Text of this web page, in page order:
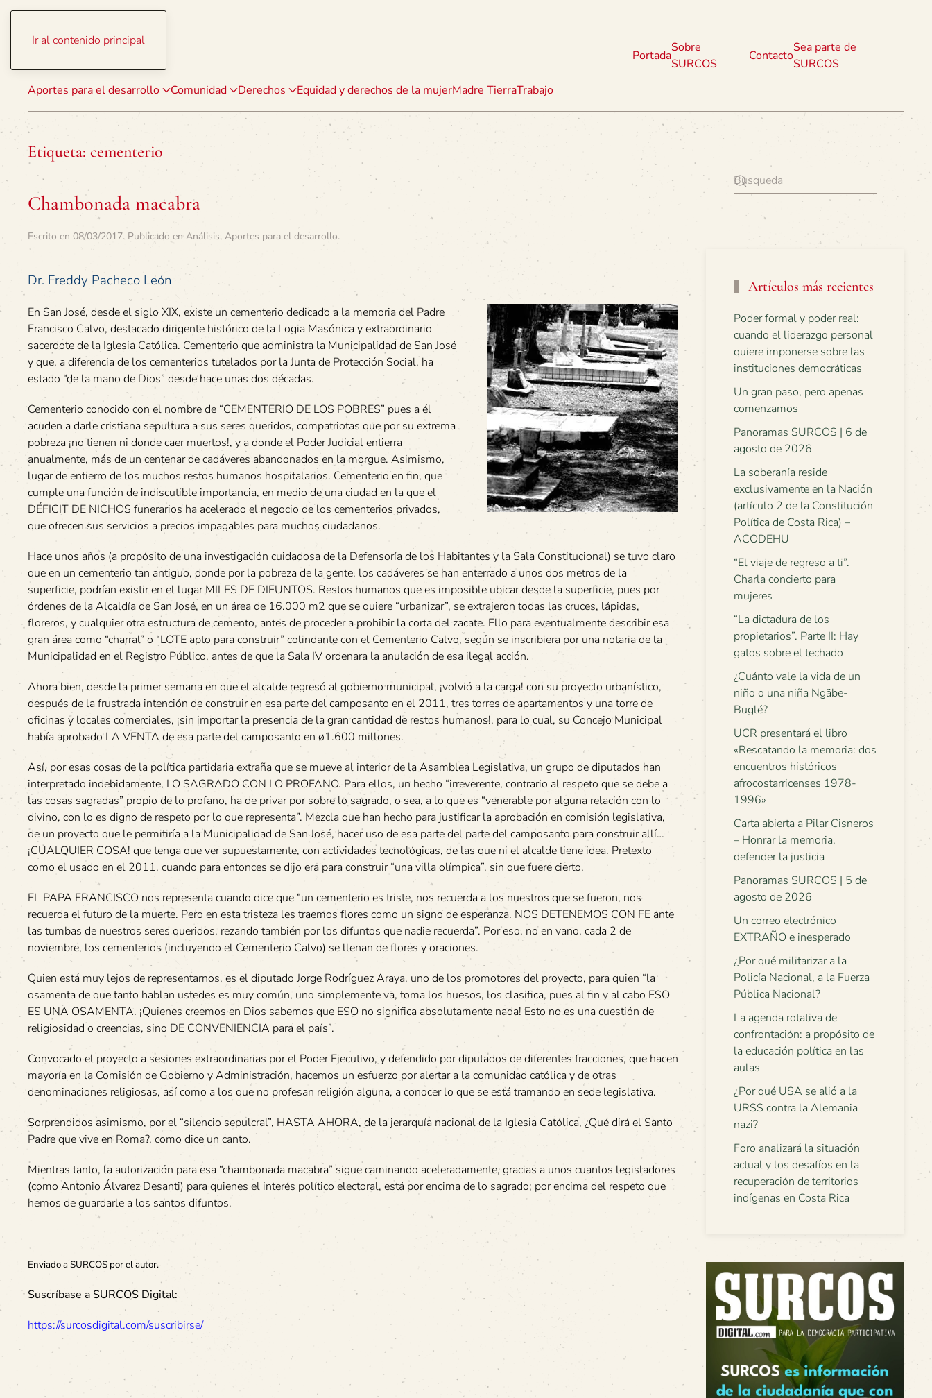
Ir al contenido principal
Aportes para el desarrollo Comunidad Derechos Equidad y derechos de la mujerMadre TierraTrabajo
Portada
Sobre
SURCOS
Contacto
Sea parte de
SURCOS
Etiqueta: cementerio
Chambonada macabra
Escrito en 08/03/2017. Publicado en Análisis, Aportes para el desarrollo.
Dr. Freddy Pacheco León
En San José, desde el siglo XIX, existe un cementerio dedicado a la memoria del Padre
Francisco Calvo, destacado dirigente histórico de la Logia Masónica y extraordinario
sacerdote de la Iglesia Católica. Cementerio que administra la Municipalidad de San José
y que, a diferencia de los cementerios tutelados por la Junta de Protección Social, ha
estado “de la mano de Dios” desde hace unas dos décadas.
Cementerio conocido con el nombre de “CEMENTERIO DE LOS POBRES” pues a él
acuden a darle cristiana sepultura a sus seres queridos, compatriotas que por su extrema
pobreza ¡no tienen ni donde caer muertos!, y a donde el Poder Judicial entierra
anualmente, más de un centenar de cadáveres abandonados en la morgue. Asimismo,
lugar de entierro de los muchos restos humanos hospitalarios. Cementerio en fin, que
cumple una función de indiscutible importancia, en medio de una ciudad en la que el
DÉFICIT DE NICHOS funerarios ha acelerado el negocio de los cementerios privados,
que ofrecen sus servicios a precios impagables para muchos ciudadanos.
Hace unos años (a propósito de una investigación cuidadosa de la Defensoría de los Habitantes y la Sala Constitucional) se tuvo claro
que en un cementerio tan antiguo, donde por la pobreza de la gente, los cadáveres se han enterrado a unos dos metros de la
superficie, podrían existir en el lugar MILES DE DIFUNTOS. Restos humanos que es imposible ubicar desde la superficie, pues por
órdenes de la Alcaldía de San José, en un área de 16.000 m2 que se quiere “urbanizar”, se extrajeron todas las cruces, lápidas,
floreros, y cualquier otra estructura de cemento, antes de proceder a prohibir la corta del zacate. Ello para eventualmente describir esa
gran área como “charral” o “LOTE apto para construir” colindante con el Cementerio Calvo, según se inscribiera por una notaria de la
Municipalidad en el Registro Público, antes de que la Sala IV ordenara la anulación de esa ilegal acción.
Ahora bien, desde la primer semana en que el alcalde regresó al gobierno municipal, ¡volvió a la carga! con su proyecto urbanístico,
después de la frustrada intención de construir en esa parte del camposanto en el 2011, tres torres de apartamentos y una torre de
oficinas y locales comerciales, ¡sin importar la presencia de la gran cantidad de restos humanos!, para lo cual, su Concejo Municipal
había aprobado LA VENTA de esa parte del camposanto en ø1.600 millones.
Así, por esas cosas de la política partidaria extraña que se mueve al interior de la Asamblea Legislativa, un grupo de diputados han
interpretado indebidamente, LO SAGRADO CON LO PROFANO. Para ellos, un hecho “irreverente, contrario al respeto que se debe a
las cosas sagradas” propio de lo profano, ha de privar por sobre lo sagrado, o sea, a lo que es “venerable por alguna relación con lo
divino, con lo es digno de respeto por lo que representa”. Mezcla que han hecho para justificar la aprobación en comisión legislativa,
de un proyecto que le permitiría a la Municipalidad de San José, hacer uso de esa parte del parte del camposanto para construir allí…
¡CUALQUIER COSA! que tenga que ver supuestamente, con actividades tecnológicas, de las que ni el alcalde tiene idea. Pretexto
como el usado en el 2011, cuando para entonces se dijo era para construir “una villa olímpica”, sin que fuere cierto.
EL PAPA FRANCISCO nos representa cuando dice que “un cementerio es triste, nos recuerda a los nuestros que se fueron, nos
recuerda el futuro de la muerte. Pero en esta tristeza les traemos flores como un signo de esperanza. NOS DETENEMOS CON FE ante
las tumbas de nuestros seres queridos, rezando también por los difuntos que nadie recuerda”. Por eso, no en vano, cada 2 de
noviembre, los cementerios (incluyendo el Cementerio Calvo) se llenan de flores y oraciones.
Quien está muy lejos de representarnos, es el diputado Jorge Rodríguez Araya, uno de los promotores del proyecto, para quien “la
osamenta de que tanto hablan ustedes es muy común, uno simplemente va, toma los huesos, los clasifica, pues al fin y al cabo ESO
ES UNA OSAMENTA. ¡Quienes creemos en Dios sabemos que ESO no significa absolutamente nada! Esto no es una cuestión de
religiosidad o creencias, sino DE CONVENIENCIA para el país”.
Convocado el proyecto a sesiones extraordinarias por el Poder Ejecutivo, y defendido por diputados de diferentes fracciones, que hacen
mayoría en la Comisión de Gobierno y Administración, hacemos un esfuerzo por alertar a la comunidad católica y de otras
denominaciones religiosas, así como a los que no profesan religión alguna, a conocer lo que se está tramando en sede legislativa.
Sorprendidos asimismo, por el “silencio sepulcral”, HASTA AHORA, de la jerarquía nacional de la Iglesia Católica, ¿Qué dirá el Santo
Padre que vive en Roma?, como dice un canto.
Mientras tanto, la autorización para esa “chambonada macabra” sigue caminando aceleradamente, gracias a unos cuantos legisladores
(como Antonio Álvarez Desanti) para quienes el interés político electoral, está por encima de lo sagrado; por encima del respeto que
hemos de guardarle a los santos difuntos.
Enviado a SURCOS por el autor.
Suscríbase a SURCOS Digital:
https://surcosdigital.com/suscribirse/
Artículos más recientes
Poder formal y poder real:
cuando el liderazgo personal
quiere imponerse sobre las
instituciones democráticas
Un gran paso, pero apenas
comenzamos
Panoramas SURCOS | 6 de
agosto de 2026
La soberanía reside
exclusivamente en la Nación
(artículo 2 de la Constitución
Política de Costa Rica) –
ACODEHU
“El viaje de regreso a ti”.
Charla concierto para
mujeres
“La dictadura de los
propietarios”. Parte II: Hay
gatos sobre el techado
¿Cuánto vale la vida de un
niño o una niña Ngäbe-
Buglé?
UCR presentará el libro
«Rescatando la memoria: dos
encuentros históricos
afrocostarricenses 1978-
1996»
Carta abierta a Pilar Cisneros
– Honrar la memoria,
defender la justicia
Panoramas SURCOS | 5 de
agosto de 2026
Un correo electrónico
EXTRAÑO e inesperado
¿Por qué militarizar a la
Policía Nacional, a la Fuerza
Pública Nacional?
La agenda rotativa de
confrontación: a propósito de
la educación política en las
aulas
¿Por qué USA se alió a la
URSS contra la Alemania
nazi?
Foro analizará la situación
actual y los desafíos en la
recuperación de territorios
indígenas en Costa Rica